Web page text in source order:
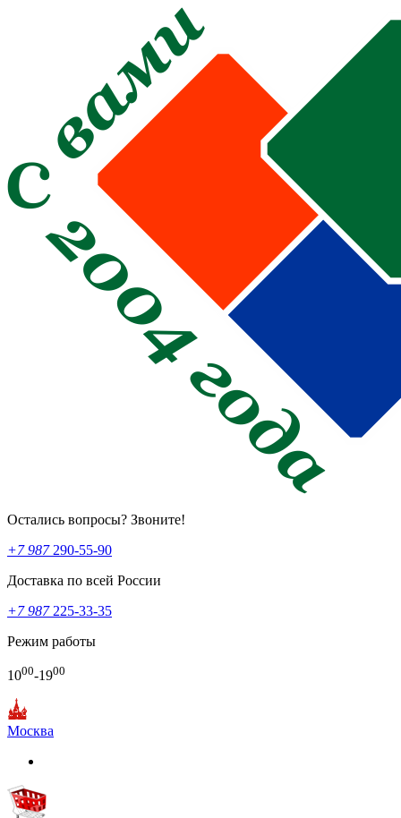
Остались вопросы? Звоните!
+7 987290-55-90
Доставка по всей России
+7 987225-33-35
Режим работы
1000-1900
Москва